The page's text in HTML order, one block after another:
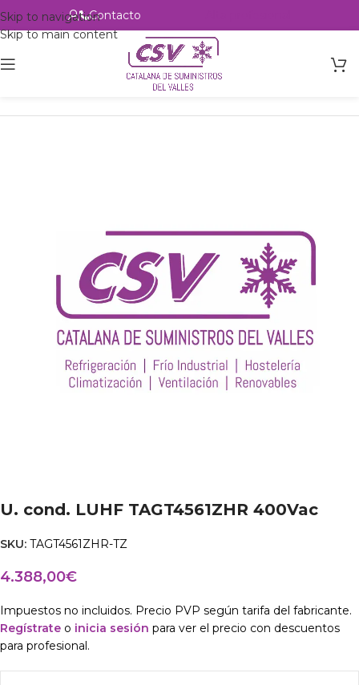
Skip to navigation
Skip to main content
Contacto
csvalles
U. cond. LUHF TAGT4561ZHR 400Vac
SKU: TAGT4561ZHR-TZ
4.388,00€
Impuestos no incluidos. Precio PVP según tarifa del fabricante.
Regístrate o inicia sesión para ver el precio con descuentos
para profesional.